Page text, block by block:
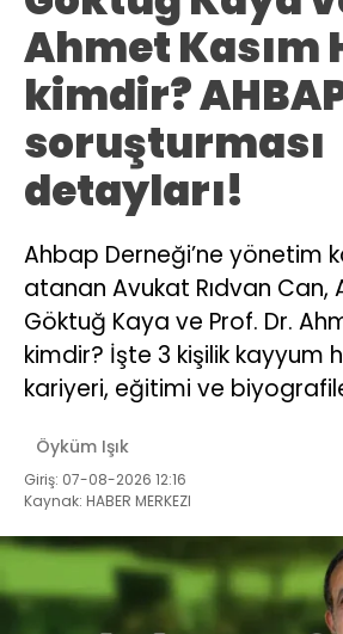
Ahmet Kasım
kimdir?
soruşturması
detayları!
Ahbap Derneği’ne yönetim
atanan Avukat Rıdvan
Göktuğ Kaya ve Prof. Dr.
kimdir? İşte 3 kişilik kayyum
kariyeri, eğitimi ve
Öyküm Işık
Giriş: 07-08-2026 12:16
Kaynak: HABER MERKEZI